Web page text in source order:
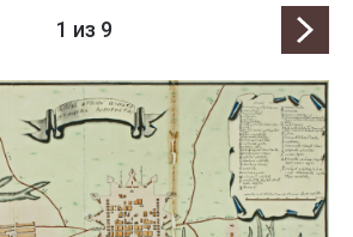
1 из 9